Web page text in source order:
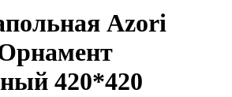
Azori
420*420